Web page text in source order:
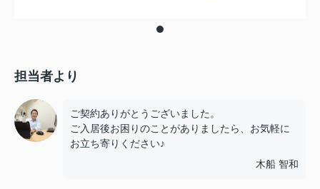
担当者より
ご契約ありがとうございました。
ご入居後お困りのことがありましたら、お気軽に
お立ち寄りください♪
木船 智和